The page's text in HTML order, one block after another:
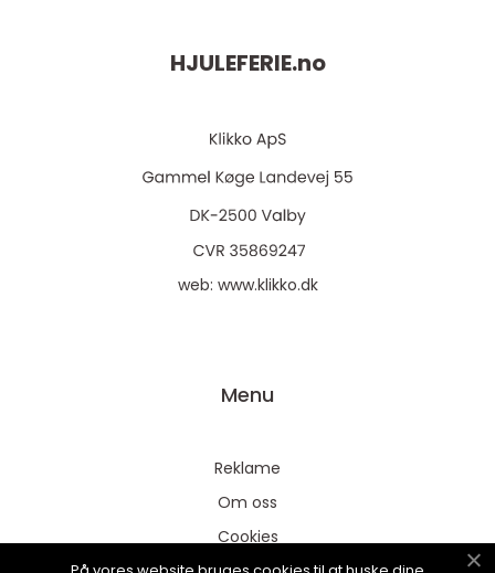
HJULEFERIE.no
web: www.klikko.dk
Menu
Reklame
Om oss
Cookies